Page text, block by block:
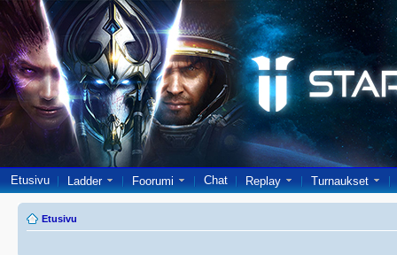
Etusivu Ladder Foorumi Chat Replay Turnaukset
Etusivu